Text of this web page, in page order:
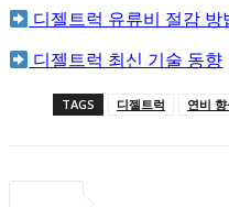
디젤트럭 유류비 절감 방
디젤트럭 최신 기술 동향
TAGS 디젤트럭 연비